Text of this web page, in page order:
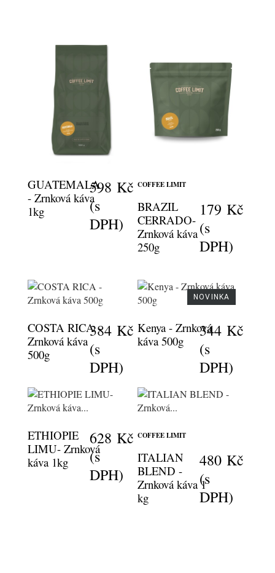
GUATEMALA
- Zrnková káva
1kg
598 Kč
(s
DPH)
COFFEE LIMIT
BRAZIL
CERRADO-
Zrnková káva
250g
179 Kč
(s
DPH)
COSTA RICA -
Zrnková káva
500g
384 Kč
(s
DPH)
Kenya - Zrnková
káva 500g
344 Kč
(s
DPH)
NOVINKA
ETHIOPIE
LIMU- Zrnková
káva 1kg
628 Kč
(s
DPH)
COFFEE LIMIT
ITALIAN
BLEND -
Zrnková káva 1
kg
480 Kč
(s
DPH)